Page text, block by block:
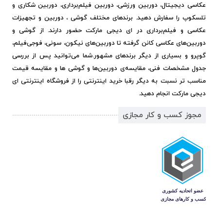
عکاسی دیجیتال، دوربین ورزشی، دوربین فیلم‌برداری، دوربین شکاری و
تلسکوپ را سفارش دهید. برندهای مختلف گوشی ، دوربین و تجهیزات
عکاسی و فیلم‌برداری در ای دیجی مارکت حضور دارند. از گوشی و
دوربین‌های عکاسی کانن گرفته تا دوربین‌های نیکون، سونی، فوجی‌فیلم،
گوپرو و بسیاری از دیگر برندهای مشهور.شما می‌توانید پس از بررسی
جدول مشخصات فنی، مقایسه‌ی دوربین‌ها و گوشی ها و مقایسه قیمت
مناسب تر نسبت به دیگر رقبا خرید اینترنتی را از فروشگاه اینترنتی ای
دیجی مارکت انجام دهید.
مجوز کسب و کار مجازی